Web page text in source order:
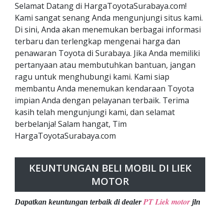
Selamat Datang di HargaToyotaSurabaya.com!
Kami sangat senang Anda mengunjungi situs kami.
Di sini, Anda akan menemukan berbagai informasi
terbaru dan terlengkap mengenai harga dan
penawaran Toyota di Surabaya. Jika Anda memiliki
pertanyaan atau membutuhkan bantuan, jangan
ragu untuk menghubungi kami. Kami siap
membantu Anda menemukan kendaraan Toyota
impian Anda dengan pelayanan terbaik. Terima
kasih telah mengunjungi kami, dan selamat
berbelanja! Salam hangat, Tim
HargaToyotaSurabaya.com
KEUNTUNGAN BELI MOBIL DI LIEK
MOTOR
Dapatkan keuntungan terbaik di dealerPT Liek motor jln